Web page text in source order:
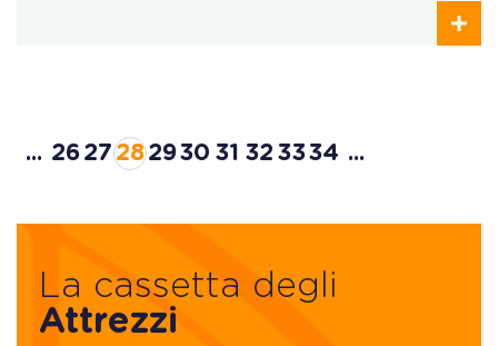
... 2627282930 31 32 3334 ...
La cassetta degli
Attrezzi